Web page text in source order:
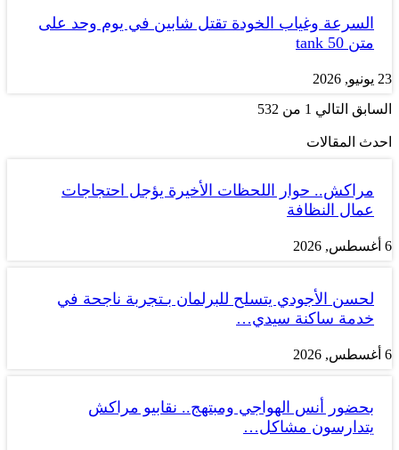
السرعة وغياب الخودة تقتل شابين في يوم وحد على
متن tank 50
23 يونيو, 2026
السابق التالي 1 من 532
احدث المقالات
مراكش.. حوار اللحظات الأخيرة يؤجل احتجاجات
عمال النظافة
6 أغسطس, 2026
لحسن الأجودي يتسلح للبرلمان بـتجربة ناجحة في
خدمة ساكنة سيدي…
6 أغسطس, 2026
بحضور أنس الهواجي ومبتهج.. نقابيو مراكش
يتدارسون مشاكل…